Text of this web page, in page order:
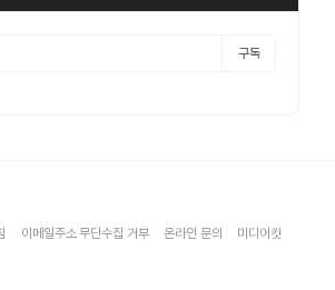
구독
이메일주소 무단수집 거부 온라인 문의 미디어킷